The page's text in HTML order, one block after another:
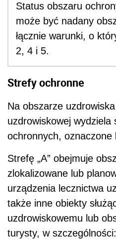
Status obszaru
może być nadany
łącznie warunki, o
2, 4 i 5.
Strefy ochronne
Na obszarze
uzdrowiskowej
ochronnych, oznaczone
Strefę „A” obejmuje
zlokalizowane lub
urządzenia lecznictwa
także inne obiekty
uzdrowiskowemu lub
turysty, w